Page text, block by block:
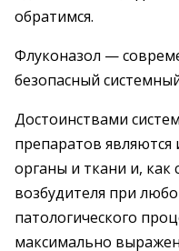
обратимся.
Флуконазол —
безопасный
Достоинствами
препаратов являются
органы и ткани и, как
возбудителя при
патологического
максимально